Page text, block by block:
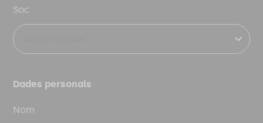
Soc
Dades personals
Nom